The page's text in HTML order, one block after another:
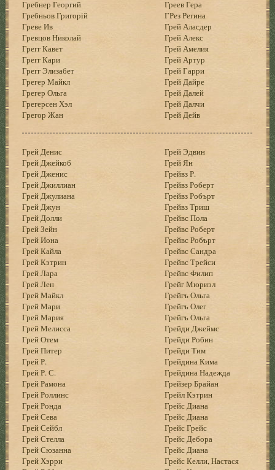
Гребнер Георгий
Гребньов Григорій
Греве Ив
Гревцов Николай
Грегг Кавет
Грегг Кари
Грегг Элизабет
Грегер Майкл
Грегер Ольга
Грегерсен Хэл
Грегор Жан
Греев Гера
ГРез Регина
Грей Аласдер
Грей Алекс
Грей Амелия
Грей Артур
Грей Гарри
Грей Дайре
Грей Далей
Грей Далчи
Грей Дейв
Грей Денис
Грей Джейкоб
Грей Дженис
Грей Джиллиан
Грей Джулиана
Грей Джун
Грей Долли
Грей Зейн
Грей Иона
Грей Кайла
Грей Кэтрин
Грей Лара
Грей Лен
Грей Майкл
Грей Мари
Грей Мария
Грей Мелисса
Грей Отем
Грей Питер
Грей Р.
Грей Р. С.
Грей Рамона
Грей Роллинс
Грей Ронда
Грей Сева
Грей Сейбл
Грей Стелла
Грей Сюзанна
Грей Хэрри
Грей Эдвин
Грей Ян
Грейвз Р.
Грейвз Роберт
Грейвз Робърт
Грейвз Триш
Грейвс Пола
Грейвс Роберт
Грейвс Робърт
Грейвс Сандра
Грейвс Трейси
Грейвс Филип
Грейг Мюриэл
Грейгъ Ольга
Грейгъ Олег
Грейгъ Ольга
Грейди Джеймс
Грейди Робин
Грейди Тим
Грейдина Кима
Грейдина Надежда
Грейзер Брайан
Грейл Кэтрин
Грейс Диана
Грейс Диана
Грейс Грейс
Грейс Дебора
Грейс Диана
Грейс Келли, Настася